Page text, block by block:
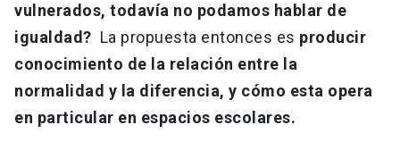
vulnerados, todavía no podamos hablar de
igualdad? La propuesta entonces es producir
conocimiento de la relación entre la
normalidad y la diferencia, y cómo esta opera
en particular en espacios escolares.